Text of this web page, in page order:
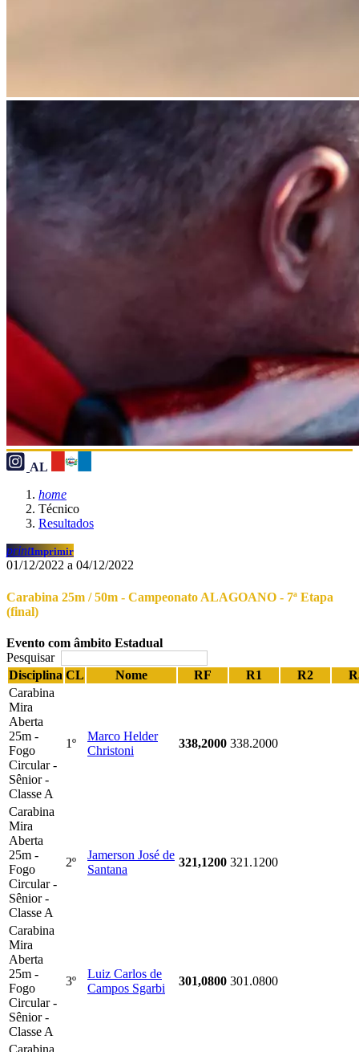
AL
home
Técnico
Resultados
printImprimir
01/12/2022 a 04/12/2022
Carabina 25m / 50m - Campeonato ALAGOANO - 7ª Etapa
(final)
Evento com âmbito Estadual
Pesquisar
Disciplina CL Nome RF R1 R2
Carabina
Mira
Aberta
25m -
Fogo
Circular -
Sênior -
Classe A
1º
Marco Helder
Christoni
338,2000 338.2000
Carabina
Mira
Aberta
25m -
Fogo
Circular -
Sênior -
Classe A
2º
Jamerson José de
Santana
321,1200 321.1200
Carabina
Mira
Aberta
25m -
Fogo
Circular -
Sênior -
Classe A
3º
Luiz Carlos de
Campos Sgarbi
301,0800 301.0800
Carabina